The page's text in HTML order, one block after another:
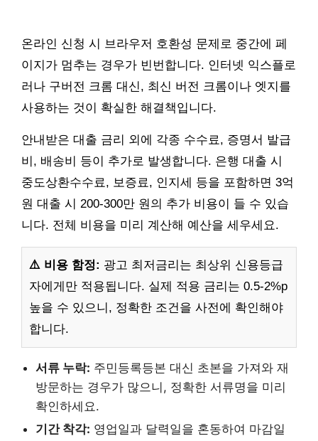
온라인 신청 시 브라우저 호환성 문제로 중간에 페
이지가 멈추는 경우가 빈번합니다. 인터넷 익스플로
러나 구버전 크롬 대신, 최신 버전 크롬이나 엣지를
사용하는 것이 확실한 해결책입니다.
안내받은 대출 금리 외에 각종 수수료, 증명서 발급
비, 배송비 등이 추가로 발생합니다. 은행 대출 시
중도상환수수료, 보증료, 인지세 등을 포함하면 3억
원 대출 시 200-300만 원의 추가 비용이 들 수 있습
니다. 전체 비용을 미리 계산해 예산을 세우세요.
⚠️ 비용 함정: 광고 최저금리는 최상위 신용등급
자에게만 적용됩니다. 실제 적용 금리는 0.5-2%p
높을 수 있으니, 정확한 조건을 사전에 확인해야
합니다.
서류 누락: 주민등록등본 대신 초본을 가져와 재
방문하는 경우가 많으니, 정확한 서류명을 미리
확인하세요.
기간 착각: 영업일과 달력일을 혼동하여 마감일